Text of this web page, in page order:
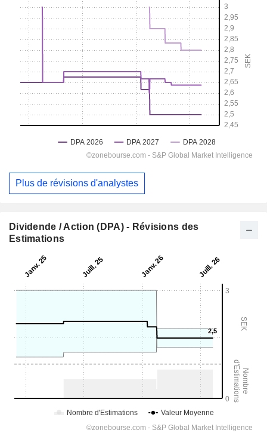
Plus de révisions d'analystes
Dividende / Action (DPA) - Révisions des
Estimations